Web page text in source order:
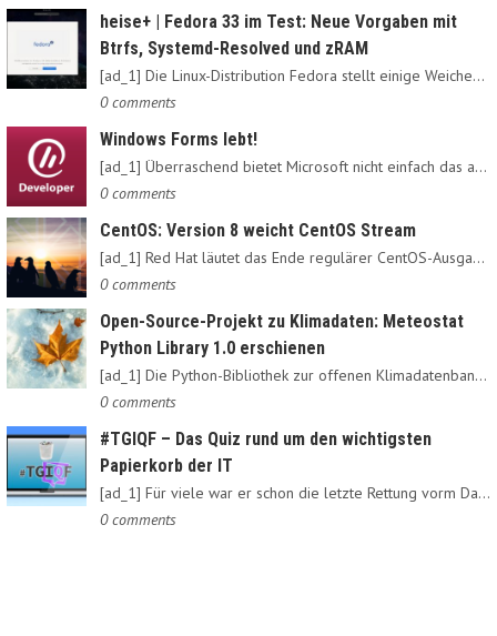
heise+ | Fedora 33 im Test: Neue Vorgaben mit
Btrfs, Systemd-Resolved und zRAM
[ad_1] Die Linux-Distribution Fedora stellt einige Weichen neu:…
0 comments
Windows Forms lebt!
[ad_1] Überraschend bietet Microsoft nicht einfach das alte…
0 comments
CentOS: Version 8 weicht CentOS Stream
[ad_1] Red Hat läutet das Ende regulärer CentOS-Ausgaben ein:…
0 comments
Open-Source-Projekt zu Klimadaten: Meteostat
Python Library 1.0 erschienen
[ad_1] Die Python-Bibliothek zur offenen Klimadatenbank Meteostat…
0 comments
#TGIQF – Das Quiz rund um den wichtigsten
Papierkorb der IT
[ad_1] Für viele war er schon die letzte Rettung vorm Daten-Nirvana:…
0 comments